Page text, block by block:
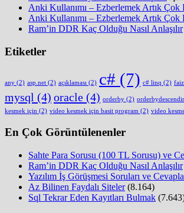
Anki Kullanımı – Ezberlemek Artık Çok
Anki Kullanımı – Ezberlemek Artık Çok
Ram’in DDR Kaç Olduğu Nasıl Anlaşılır
Etiketler
any (2) asp.net (2) açıklaması (2) c# (7) c# linq (2)
mysql (4) oracle (4) orderby (2)
kesmek için (2) video kesmek için basit program (2) video
En Çok Görüntülenenler
Sahte Para Sorusu (100 TL Sorusu) ve
Ram’in DDR Kaç Olduğu Nasıl Anlaşılır
Yazılım İş Görüşmesi Soruları ve
Az Bilinen Faydalı Siteler (8.164)
Sql Tekrar Eden Kayıtları Bulmak